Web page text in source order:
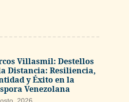
Villasmil: Destellos
Distancia: Resiliencia,
y Éxito en la
Venezolana